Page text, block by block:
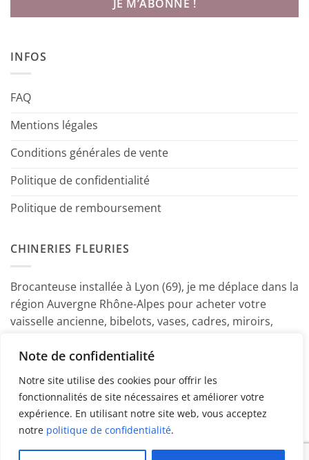
Note de confidentialité
Notre site utilise des cookies pour offrir les
fonctionnalités de site nécessaires et améliorer votre
expérience. En utilisant notre site web, vous acceptez
notre politique de confidentialité.
INFOS
FAQ
Mentions légales
Conditions générales de vente
Politique de confidentialité
Politique de remboursement
CHINERIES FLEURIES
Brocanteuse installée à Lyon (69), je me déplace dans la
région Auvergne Rhône-Alpes pour acheter votre
vaisselle ancienne, bibelots, vases, cadres, miroirs,
Marine
PayPal AmericanMasterCard
Visa